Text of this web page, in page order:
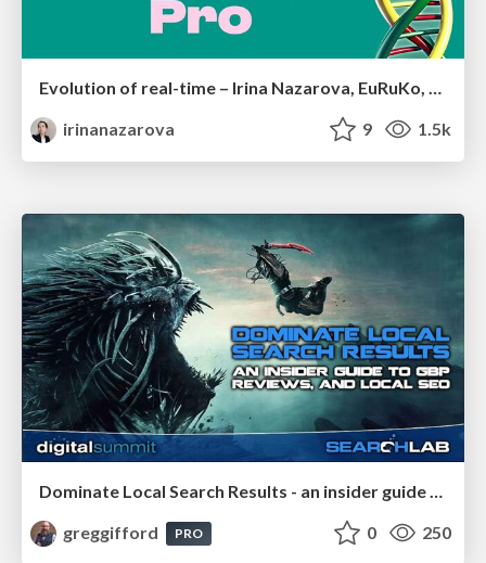
irinanazarova
9 1.5k
Dominate Local Search Results - an insider guide to GBP, reviews, and Local SEO
greggifford
PRO 0 250